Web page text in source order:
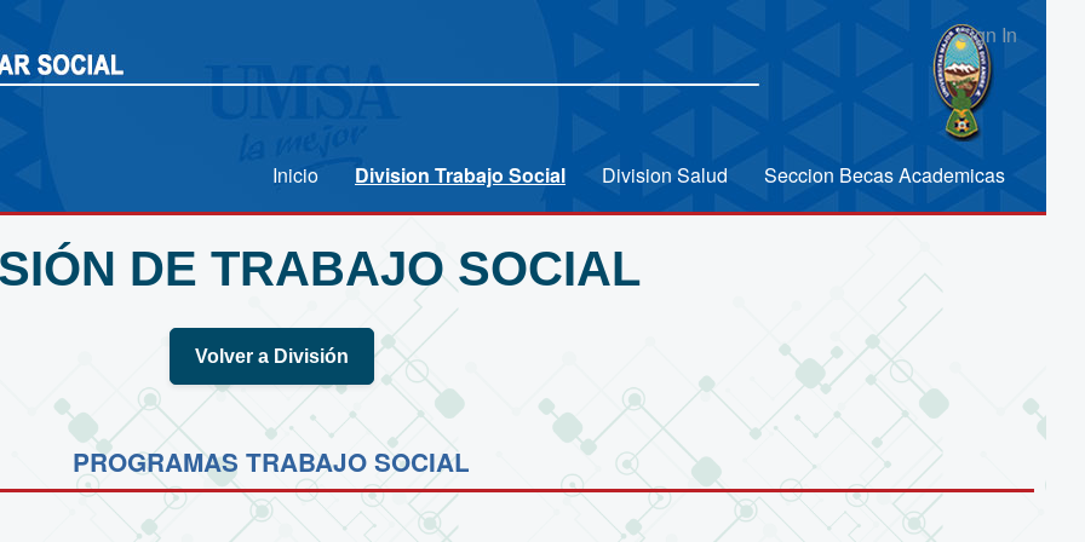
Sign In
Inicio Division Trabajo Social Division Salud Seccion Becas Academicas
DE TRABAJO SOCIAL
Volver a División
PROGRAMAS TRABAJO SOCIAL